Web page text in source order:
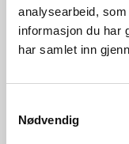
analysearbeid,
informasjon du har
har samlet inn
Nødvendig
Les også